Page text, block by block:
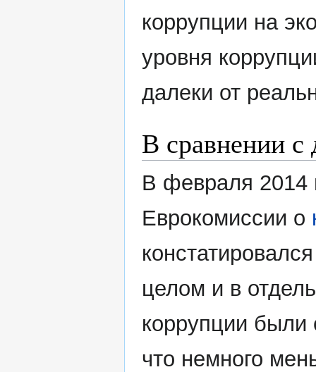
коррупции на
уровня
далеки от
В сравнении
В февраля 2014
Еврокомиссии о
целом и в
коррупции
что немного